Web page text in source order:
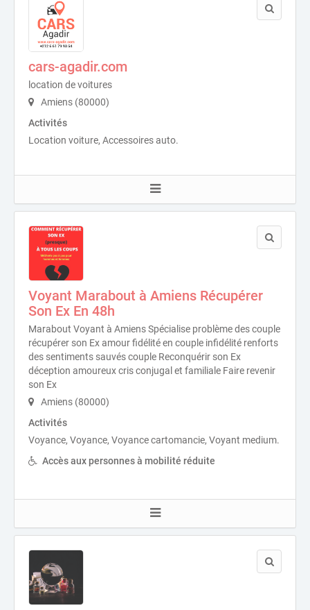
cars-agadir.com
location de voitures
Amiens (80000)
Activités
Location voiture, Accessoires auto.
Voyant Marabout à Amiens Récupérer
Son Ex En 48h
Marabout Voyant à Amiens Spécialise problème des couple
récupérer son Ex amour fidélité en couple infidélité renforts
des sentiments sauvés couple Reconquérir son Ex
déception amoureux cris conjugal et familiale Faire revenir
son Ex
Amiens (80000)
Activités
Voyance, Voyance, Voyance cartomancie, Voyant medium.
Accès aux personnes à mobilité réduite